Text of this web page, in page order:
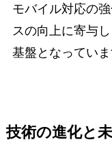
モバイル対応の
スの向上に寄与
基盤となっていま
技術の進化と